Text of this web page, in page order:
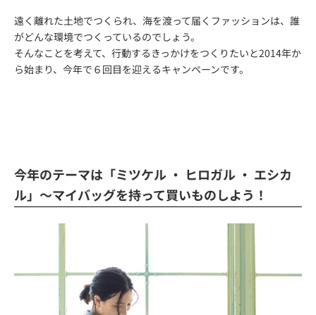
遠く離れた土地でつくられ、海を渡って届くファッションは、誰
がどんな環境でつくっているのでしょう。
そんなことを考えて、行動するきっかけをつくりたいと2014年か
ら始まり、今年で６回目を迎えるキャンペーンです。
今年のテーマは「ミツケル ・ ヒロガル ・ エシカ
ル」～マイバッグを持って買いものしよう！